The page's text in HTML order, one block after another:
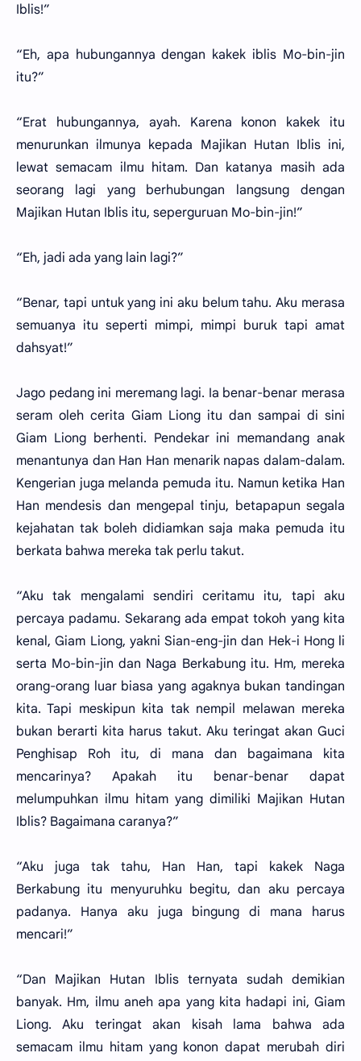
Iblis!”
“Eh, apa hubungannya dengan kakek iblis Mo-bin-jin
itu?”
“Erat hubungannya, ayah. Karena konon kakek itu
menurunkan ilmunya kepada Majikan Hutan Iblis ini,
lewat semacam ilmu hitam. Dan katanya masih ada
seorang lagi yang berhubungan langsung dengan
Majikan Hutan Iblis itu, seperguruan Mo-bin-jin!”
“Eh, jadi ada yang lain lagi?”
“Benar, tapi untuk yang ini aku belum tahu. Aku merasa
semuanya itu seperti mimpi, mimpi buruk tapi amat
dahsyat!”
Jago pedang ini meremang lagi. Ia benar-benar merasa
seram oleh cerita Giam Liong itu dan sampai di sini
Giam Liong berhenti. Pendekar ini memandang anak
menantunya dan Han Han menarik napas dalam-dalam.
Kengerian juga melanda pemuda itu. Namun ketika Han
Han mendesis dan mengepal tinju, betapapun segala
kejahatan tak boleh didiamkan saja maka pemuda itu
berkata bahwa mereka tak perlu takut.
“Aku tak mengalami sendiri ceritamu itu, tapi aku
percaya padamu. Sekarang ada empat tokoh yang kita
kenal, Giam Liong, yakni Sian-eng-jin dan Hek-i Hong li
serta Mo-bin-jin dan Naga Berkabung itu. Hm, mereka
orang-orang luar biasa yang agaknya bukan tandingan
kita. Tapi meskipun kita tak nempil melawan mereka
bukan berarti kita harus takut. Aku teringat akan Guci
Penghisap Roh itu, di mana dan bagaimana kita
mencarinya? Apakah itu benar-benar dapat
melumpuhkan ilmu hitam yang dimiliki Majikan Hutan
Iblis? Bagaimana caranya?”
“Aku juga tak tahu, Han Han, tapi kakek Naga
Berkabung itu menyuruhku begitu, dan aku percaya
padanya. Hanya aku juga bingung di mana harus
mencari!”
“Dan Majikan Hutan Iblis ternyata sudah demikian
banyak. Hm, ilmu aneh apa yang kita hadapi ini, Giam
Liong. Aku teringat akan kisah lama bahwa ada
semacam ilmu hitam yang konon dapat merubah diri